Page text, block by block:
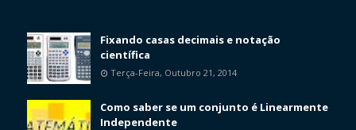
Fixando casas decimais e notação
científica
Terça-Feira, Outubro 21, 2014
Como saber se um conjunto é Linearmente
Independente